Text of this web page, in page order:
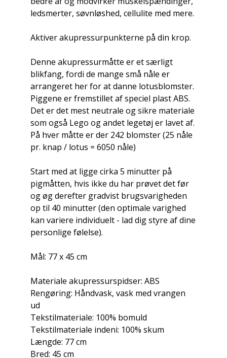
ledsmerter, søvnløshed, cellulite med mere.
Aktiver akupressurpunkterne på din krop.
Denne akupressurmåtte er et særligt
blikfang, fordi de mange små nåle er
arrangeret her for at danne lotusblomster.
Piggene er fremstillet af speciel plast ABS.
Det er det mest neutrale og sikre materiale
som også Lego og andet legetøj er lavet af.
På hver måtte er der 242 blomster (25 nåle
pr. knap / lotus = 6050 nåle)
Start med at ligge cirka 5 minutter på
pigmåtten, hvis ikke du har prøvet det før
og øg derefter gradvist brugsvarigheden
op til 40 minutter (den optimale varighed
kan variere individuelt - lad dig styre af dine
personlige følelse).
Mål: 77 x 45 cm
Materiale akupressurspidser: ABS
Rengøring: Håndvask, vask med vrangen
ud
Tekstilmateriale: 100% bomuld
Tekstilmateriale indeni: 100% skum
Længde: 77 cm
Bred: 45 cm